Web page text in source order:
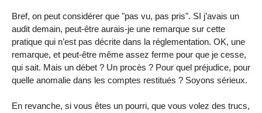
Bref, on peut considérer que "pas vu, pas pris". SI j’avais un
audit demain, peut-être aurais-je une remarque sur cette
pratique qui n’est pas décrite dans la réglementation. OK, une
remarque, et peut-être même assez ferme pour que je cesse,
qui sait. Mais un débet ? Un procès ? Pour quel préjudice, pour
quelle anomalie dans les comptes restitués ? Soyons sérieux.
En revanche, si vous êtes un pourri, que vous volez des trucs,